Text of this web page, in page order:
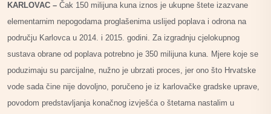
KARLOVAC – Čak 150 milijuna kuna iznos je ukupne štete izazvane
elementarnim nepogodama proglašenima uslijed poplava i odrona na
području Karlovca u 2014. i 2015. godini. Za izgradnju cjelokupnog
sustava obrane od poplava potrebno je 350 milijuna kuna. Mjere koje se
poduzimaju su parcijalne, nužno je ubrzati proces, jer ono što Hrvatske
vode sada čine nije dovoljno, poručeno je iz karlovačke gradske uprave,
povodom predstavljanja konačnog izvješća o štetama nastalim u